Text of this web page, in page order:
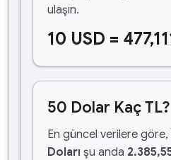
ulaşın.
10 USD =
50 Dolar Kaç TL?
En güncel verilere göre,
Doları şu anda